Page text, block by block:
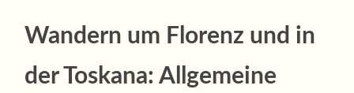
Wandern um Florenz und in
der Toskana: Allgemeine